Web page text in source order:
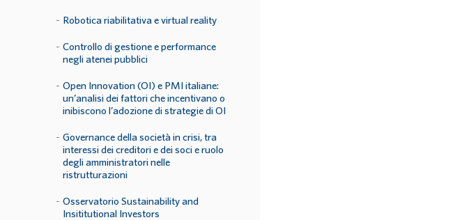
Robotica riabilitativa e virtual reality
Controllo di gestione e performance
negli atenei pubblici
Open Innovation (OI) e PMI italiane:
un’analisi dei fattori che incentivano o
inibiscono l’adozione di strategie di OI
Governance della società in crisi, tra
interessi dei creditori e dei soci e ruolo
degli amministratori nelle
ristrutturazioni
Osservatorio Sustainability and
Insititutional Investors